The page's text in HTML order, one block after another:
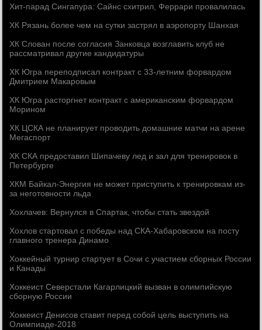
Хит-парад Сингапура: Сайнс схитрил, Феррари провалилась
ХК Рязань более чем на сутки застрял в аэропорту Шанхая
ХК Слован после согласия Занковца возглавить клуб не
рассматривал другие кандидатуры
ХК Югра переподписал контракт с 33-летним форвардом
Дмитрием Макаровым
ХК Югра расторгнет контракт с американским форвардом
Морином
ХК ЦСКА не планирует проводить домашние матчи на арене
Мегаспорт
ХК СКА предоставил Шипачеву лед и зал для тренировок в
Петербурге
ХКМ Байкал-Энергия не может приступить к тренировкам из-
за неготовности льда
Хохлачев: Вернулся в Спартак, чтобы стать звездой
Хохлов стартовал с победы над СКА-Хабаровском на посту
главного тренера Динамо
Хоккейный турнир стартует в Сочи с участием сборных России
и Канады
Хоккеист Северстали Кагарлицкий вызван в олимпийскую
сборную России
Хоккеист Денисов ставит перед собой цель выступить на
Олимпиаде-2018